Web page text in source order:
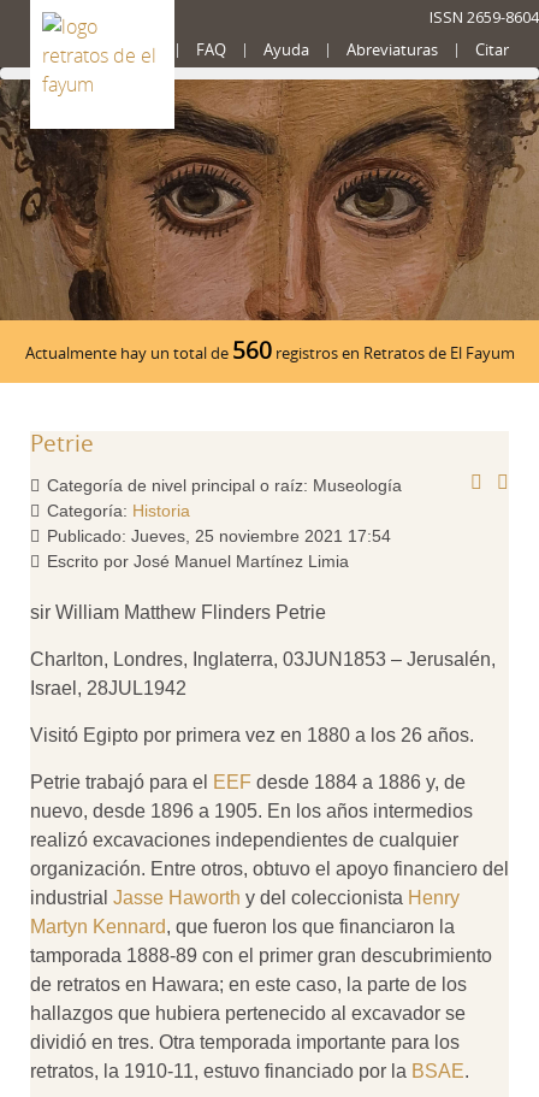
ISSN 2659-8604
Presentación FAQ Ayuda Abreviaturas Citar
Actualmente hay un total de 560registros en Retratos de El Fayum
Petrie
Categoría de nivel principal o raíz: Museología
Categoría: Historia
Publicado: Jueves, 25 noviembre 2021 17:54
Escrito por José Manuel Martínez Limia
sir William Matthew Flinders Petrie
Charlton, Londres, Inglaterra, 03JUN1853 – Jerusalén,
Israel, 28JUL1942
Visitó Egipto por primera vez en 1880 a los 26 años.
Petrie trabajó para el EEF desde 1884 a 1886 y, de
nuevo, desde 1896 a 1905. En los años intermedios
realizó excavaciones independientes de cualquier
organización. Entre otros, obtuvo el apoyo financiero del
industrial Jasse Haworth y del coleccionista Henry
Martyn Kennard, que fueron los que financiaron la
tamporada 1888-89 con el primer gran descubrimiento
de retratos en Hawara; en este caso, la parte de los
hallazgos que hubiera pertenecido al excavador se
dividió en tres. Otra temporada importante para los
retratos, la 1910-11, estuvo financiado por la BSAE.